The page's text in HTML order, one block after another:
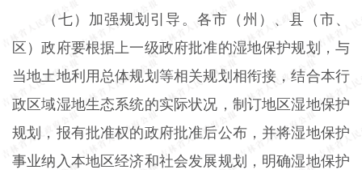
（七）加强规划引导。各市（州）、县（市、
区）政府要根据上一级政府批准的湿地保护规划，与
当地土地利用总体规划等相关规划相衔接，结合本行
政区域湿地生态系统的实际状况，制订地区湿地保护
规划，报有批准权的政府批准后公布，并将湿地保护
事业纳入本地区经济和社会发展规划，明确湿地保护